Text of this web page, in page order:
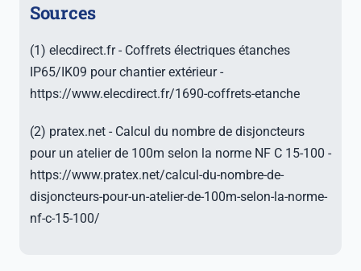
Sources
(1) elecdirect.fr - Coffrets électriques étanches
IP65/IK09 pour chantier extérieur -
https://www.elecdirect.fr/1690-coffrets-etanche
(2) pratex.net - Calcul du nombre de disjoncteurs
pour un atelier de 100m selon la norme NF C 15-100 -
https://www.pratex.net/calcul-du-nombre-de-
disjoncteurs-pour-un-atelier-de-100m-selon-la-norme-
nf-c-15-100/